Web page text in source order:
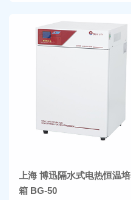
上海 博迅隔水式电热恒温
箱 BG-50